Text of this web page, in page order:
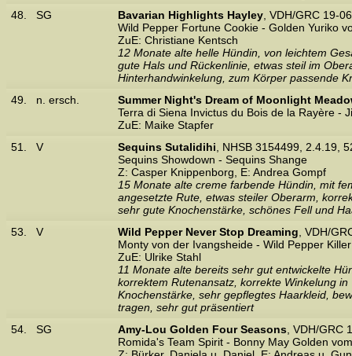
48.
SG Bavarian Highlights Hayley , VDH/GRC 19-
Wild Pepper Fortune Cookie - Golden Yuriko
ZuE: Christiane Kentsch
12 Monate alte helle Hündin, von leichtem
gute Hals und Rückenlinie, etwas steil im
Hinterhandwinkelung, zum Körper passende
49.
n. ersch.
Summer Night's Dream of Moonlight
Terra di Siena Invictus du Bois de la Rayère -
ZuE: Maike Stapfer
51.
V Sequins Sutalidihi , NHSB 3154499, 2.4.19,
Sequins Showdown - Sequins Shange
Z: Casper Knippenborg, E: Andrea Gompf
15 Monate alte creme farbende Hündin, mit
angesetzte Rute, etwas steiler Oberarm,
sehr gute Knochenstärke, schönes Fell und
53.
V Wild Pepper Never Stop Dreaming , VDH/
Monty von der Ivangsheide - Wild Pepper
ZuE: Ulrike Stahl
11 Monate alte bereits sehr gut entwickelte
korrektem Rutenansatz, korrekte Winkelung
Knochenstärke, sehr gepflegtes Haarkleid,
tragen, sehr gut präsentiert
54.
SG Amy-Lou Golden Four Seasons , VDH/
Romida's Team Spirit - Bonny May Golden